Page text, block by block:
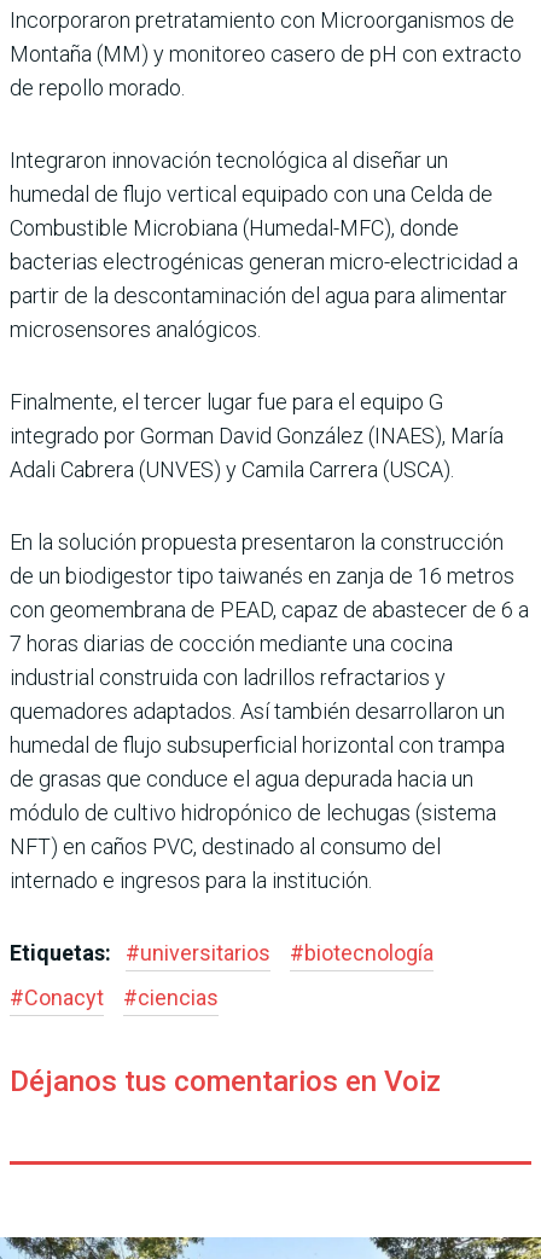
Incorporaron pretratamiento con Microorganismos de
Montaña (MM) y monitoreo casero de pH con extracto
de repollo morado.
Integraron innovación tecnológica al diseñar un
humedal de flujo vertical equipado con una Celda de
Combustible Microbiana (Humedal-MFC), donde
bacterias electrogénicas generan micro-electricidad a
partir de la descontaminación del agua para alimentar
microsensores analógicos.
Finalmente, el tercer lugar fue para el equipo G
integrado por Gorman David González (INAES), María
Adali Cabrera (UNVES) y Camila Carrera (USCA).
En la solución propuesta presentaron la construcción
de un biodigestor tipo taiwanés en zanja de 16 metros
con geomembrana de PEAD, capaz de abastecer de 6 a
7 horas diarias de cocción mediante una cocina
industrial construida con ladrillos refractarios y
quemadores adaptados. Así también desarrollaron un
humedal de flujo subsuperficial horizontal con trampa
de grasas que conduce el agua depurada hacia un
módulo de cultivo hidropónico de lechugas (sistema
NFT) en caños PVC, destinado al consumo del
internado e ingresos para la institución.
Etiquetas: #universitarios #biotecnología
#Conacyt #ciencias
Déjanos tus comentarios en Voiz